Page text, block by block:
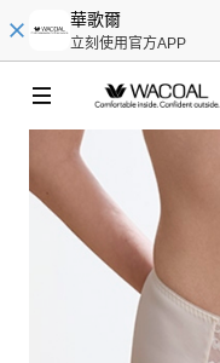
華歌爾
立刻使用官方APP